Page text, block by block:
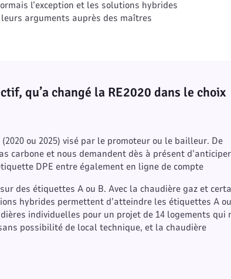
l’exception et les solutions hybrides
arguments auprès des maîtres
qu’a changé la RE2020 dans le choix
ou 2025) visé par le promoteur ou le bailleur. De
carbone et nous demandent dès à présent
DPE entre également en ligne de compte
des étiquettes A ou B. Avec la chaudière gaz et
hybrides permettent d’atteindre les étiquettes A
individuelles pour un projet de 14 logements qui
possibilité de local technique, et la chaudière